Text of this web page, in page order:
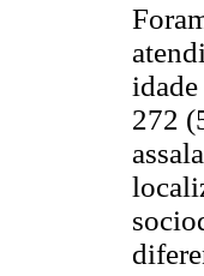
272